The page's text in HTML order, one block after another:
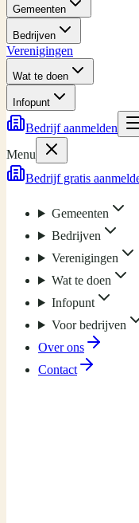
Gemeenten
Bedrijven
Verenigingen
Wat te doen
Infopunt
Bedrijf aanmelden
Menu
Bedrijf gratis
Gemeenten
Bedrijven
Verenigingen
Wat te doen
Infopunt
Voor bedrijven
Over ons
Contact